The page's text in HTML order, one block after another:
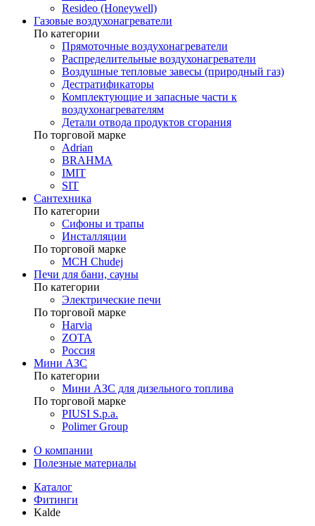
Resideo (Honeywell)
Газовые воздухонагреватели
По категории
Прямоточные воздухонагреватели
Распределительные воздухонагреватели
Воздушные тепловые завесы (природный газ)
Дестратификаторы
Комплектующие и запасные части к
воздухонагревателям
Детали отвода продуктов сгорания
По торговой марке
Adrian
BRAHMA
IMIT
SIT
Сантехника
По категории
Сифоны и трапы
Инсталляции
По торговой марке
MCH Chudej
Печи для бани, сауны
По категории
Электрические печи
По торговой марке
Harvia
ZOTA
Россия
Мини АЗС
По категории
Мини АЗС для дизельного топлива
По торговой марке
PIUSI S.p.a.
Polimer Group
О компании
Полезные материалы
Каталог
Фитинги
Kalde